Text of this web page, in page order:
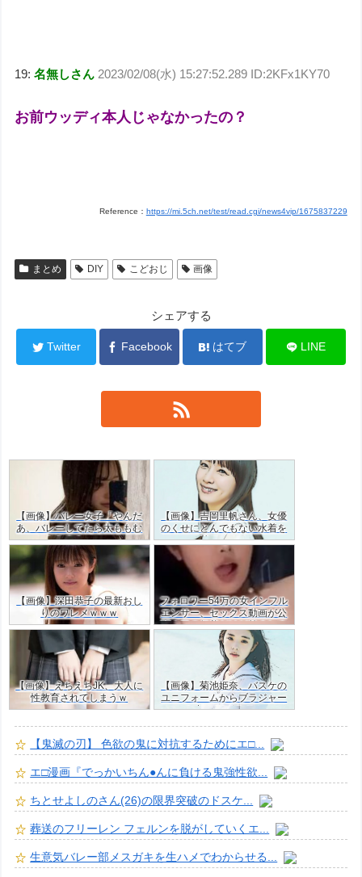
19:名無しさん 2023/02/08(水) 15:27:52.289 ID:2KFx1KY70
お前ウッディ本人じゃなかったの？
Reference： https://mi.5ch.net/test/read.cgi/news4vip/1675837229
まとめ DIY こどおじ 画像
シェアする
Twitter Facebook はてブ LINE
【画像】バレー女子「やんだ
あ、バレーしてたら太ももむ
ちむちやん…」ｗｗ
【画像】吉岡里帆さん、女優
のくせにとんでもない水着を
着てしまう
【画像】深田恭子の最新おし
りのワレメｗｗｗ
フォロワー54万の女インフル
エンサー、セックス動画が公
開！目の保養だけど羨ましす
ぎた・・ｗｗ
【画像】えちえちJK、大人に
性教育されてしまうｗ
【画像】菊池姫奈、バスケの
ユニフォームからブラジャー
はみ出すJKグラドルｗ
【鬼滅の刃】 色欲の鬼に対抗するためにエ□...
エ□漫画『でっかいちん●んに負ける鬼強性欲...
ちとせよしのさん(26)の限界突破のドスケ...
葬送のフリーレン フェルンを脱がしていくエ...
生意気バレー部メスガキを生ハメでわからせる...